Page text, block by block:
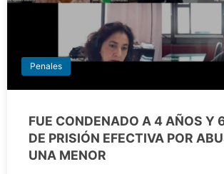
Penales
FUE CONDENADO A 4 AÑOS Y
DE PRISIÓN EFECTIVA POR
UNA MENOR